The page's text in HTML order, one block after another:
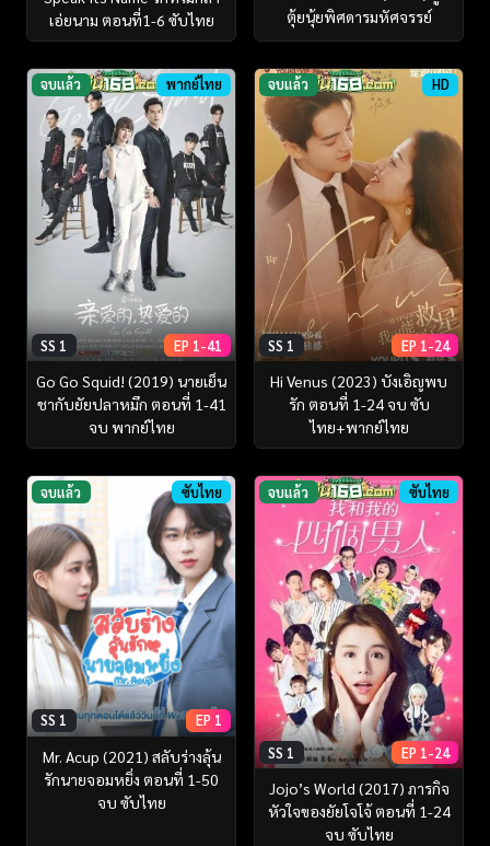
เอ่ยนาม ตอนที่1-6 ซับไทย
ตุ้ยนุ้ยพิศดารมหัศจรรย์
จบแล้ว พากย์ไทย
SS 1 EP 1-41
Go Go Squid! (2019) นายเย็น
ชากับยัยปลาหมึก ตอนที่ 1-41
จบ พากย์ไทย
จบแล้ว HD
SS 1 EP 1-24
Hi Venus (2023) บังเอิญพบ
รัก ตอนที่ 1-24 จบ ซับ
ไทย+พากย์ไทย
จบแล้ว ซับไทย
SS 1 EP 1
Mr. Acup (2021) สลับร่างลุ้น
รักนายจอมหยิ่ง ตอนที่ 1-50
จบ ซับไทย
จบแล้ว ซับไทย
SS 1 EP 1-24
Jojo’s World (2017) ภารกิจ
หัวใจของยัยโจโจ้ ตอนที่ 1-24
จบ ซับไทย